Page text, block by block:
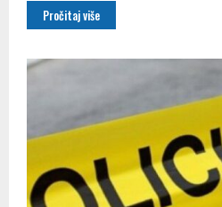
Pročitaj više